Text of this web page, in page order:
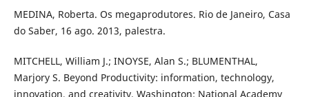
MEDINA, Roberta. Os megaprodutores. Rio de Janeiro, Casa
do Saber, 16 ago. 2013, palestra.
MITCHELL, William J.; INOYSE, Alan S.; BLUMENTHAL,
Marjory S. Beyond Productivity: information, technology,
innovation, and creativity. Washington: National Academy